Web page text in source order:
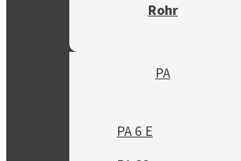
Rohr
PA
PA 6 E